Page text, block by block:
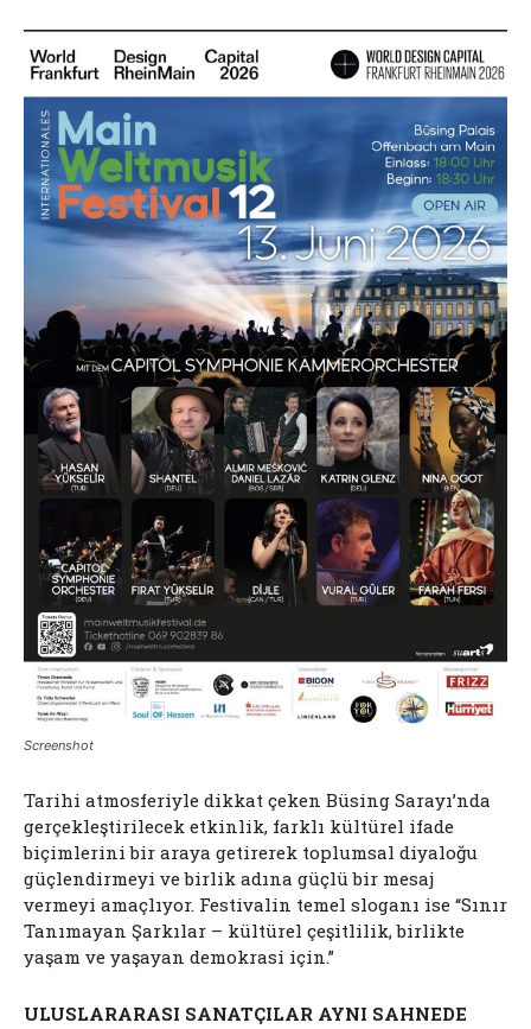
Screenshot
Tarihi atmosferiyle dikkat çeken Büsing Sarayı’nda
gerçekleştirilecek etkinlik, farklı kültürel ifade
biçimlerini bir araya getirerek toplumsal diyaloğu
güçlendirmeyi ve birlik adına güçlü bir mesaj
vermeyi amaçlıyor. Festivalin temel sloganı ise “Sınır
Tanımayan Şarkılar – kültürel çeşitlilik, birlikte
yaşam ve yaşayan demokrasi için.”
ULUSLARARASI SANATÇILAR AYNI SAHNEDE